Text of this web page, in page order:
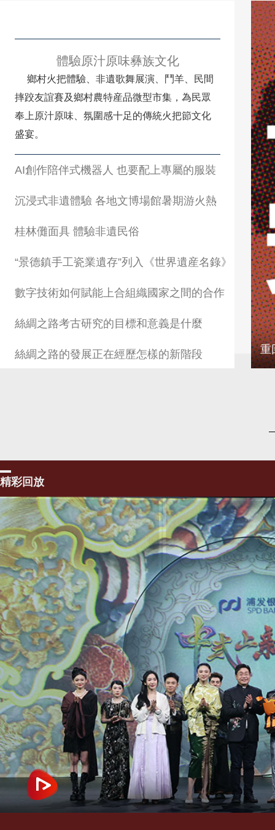
體驗原汁原味彝族文化
鄉村火把體驗、非遺歌舞展演、鬥羊、民間
摔跤友誼賽及鄉村農特産品微型市集，為民眾
奉上原汁原味、氛圍感十足的傳統火把節文化
盛宴。
AI創作陪伴式機器人 也要配上專屬的服裝
沉浸式非遺體驗 各地文博場館暑期游火熱
桂林儺面具 體驗非遺民俗
“景德鎮手工瓷業遺存”列入《世界遺産名錄》
數字技術如何賦能上合組織國家之間的合作
絲綢之路考古研究的目標和意義是什麼
絲綢之路的發展正在經歷怎樣的新階段 重
精彩回放